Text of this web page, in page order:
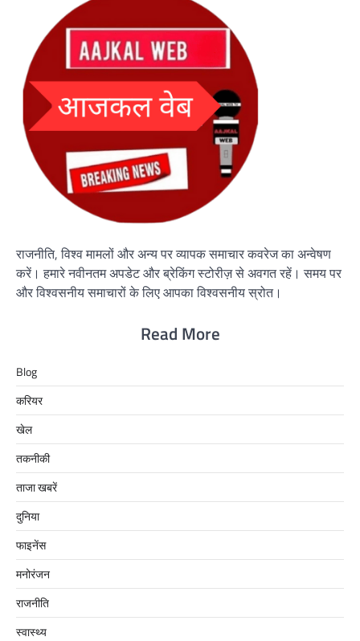
राजनीति, विश्व मामलों और अन्य पर व्यापक समाचार कवरेज का अन्वेषण
करें। हमारे नवीनतम अपडेट और ब्रेकिंग स्टोरीज़ से अवगत रहें। समय पर
और विश्वसनीय समाचारों के लिए आपका विश्वसनीय स्रोत।
Read More
Blog
करियर
खेल
तकनीकी
ताजा खबरें
दुनिया
फाइनेंस
मनोरंजन
राजनीति
स्वास्थ्य